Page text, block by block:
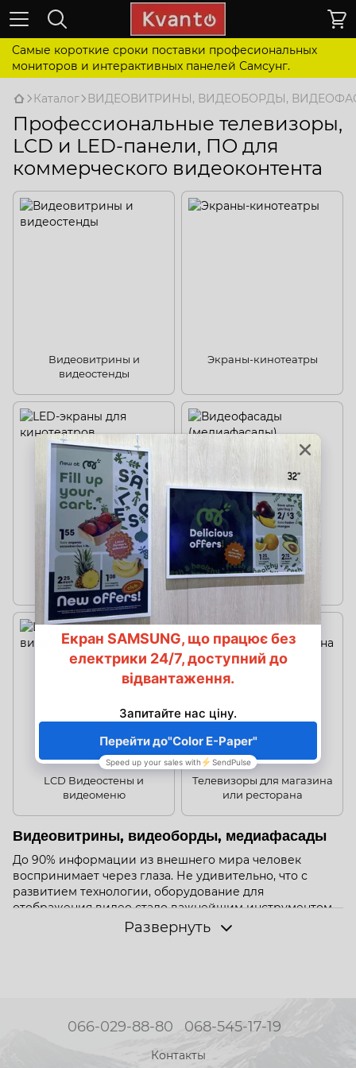
Самые короткие сроки поставки професиональных
мониторов и интерактивных панелей Самсунг.
Каталог ВИДЕОВИТРИНЫ, ВИДЕОБОРДЫ,
Профессиональные телевизоры,
LCD и LED-панели, ПО для
коммерческого видеоконтента
Видеовитрины, видеоборды, медиафасады
До 90% информации из внешнего мира человек
воспринимает через глаза. Не удивительно, что с
развитием технологии, оборудование для
отображения видео стало важнейшим инструментом
подачи информации и создания эмоций. И, конечно
же, такой мощный инструмент стал широко
Вместо того, чтобы долго и скучно рассказывать о
преимуществах – покажи их!
Демонстрация видеоконтента – наиболее
Развернуть
Видеовитрины и
видеостенды
Экраны-кинотеатры
LED-экраны для
кинотеатров
Видеофасады
(медиафасады)
LCD Видеостены и
видеоменю
Телевизоры для магазина
или ресторана
066-029-88-80 068-545-17-19
Контакты